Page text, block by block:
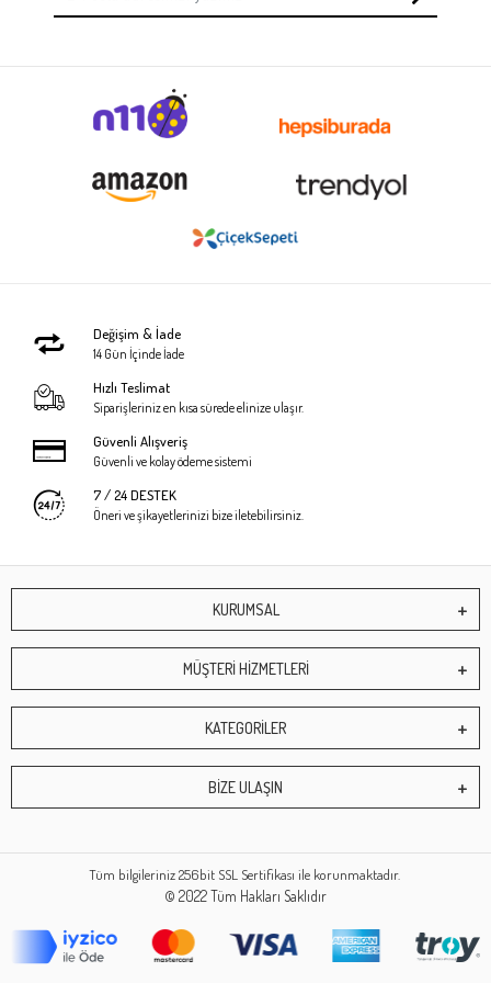
Değişim & İade
14 Gün İçinde İade
Hızlı Teslimat
Siparişleriniz en kısa sürede elinize ulaşır.
Güvenli Alışveriş
Güvenli ve kolay ödeme sistemi
7 / 24 DESTEK
Öneri ve şikayetlerinizi bize iletebilirsiniz.
KURUMSAL
MÜŞTERİ HİZMETLERİ
KATEGORİLER
BİZE ULAŞIN
Tüm bilgileriniz 256bit SSL Sertifikası ile korunmaktadır.
© 2022Tüm Hakları Saklıdır